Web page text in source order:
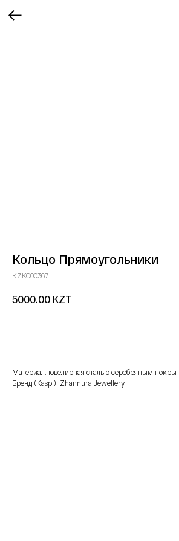
Кольцо Прямоугольники
KZKC00367
5000.00 KZT
Материал: ювелирная сталь с серебряным
Бренд (Kaspi): Zhannura Jewellery